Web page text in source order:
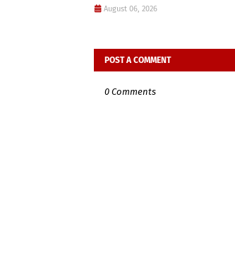
August 06, 2026
POST A COMMENT
0 Comments